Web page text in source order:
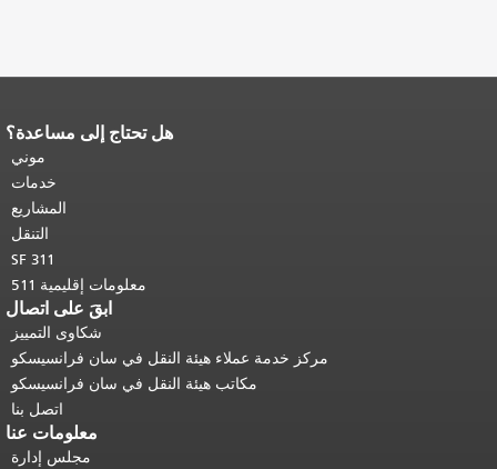
هل تحتاج إلى مساعدة؟
موني
خدمات
المشاريع
التنقل
SF 311
معلومات إقليمية 511
ابقَ على اتصال
شكاوى التمييز
مركز خدمة عملاء هيئة النقل في سان فرانسيسكو
مكاتب هيئة النقل في سان فرانسيسكو
اتصل بنا
معلومات عنا
مجلس إدارة